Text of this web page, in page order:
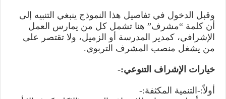
وقبل الدخول في تفاصيل هذا النموذج ينبغي التنبيه إلى
أن كلمة “مشرف” هنا تشمل كل من يمارس العمل
الإشرافي، كمدير المدرسة أو الزميل، ولا تقتصر على
من يشغل منصب المشرف التربوي.
خيارات الإشراف التنوعي:-
أولاً:-التنمية المكثفة:-